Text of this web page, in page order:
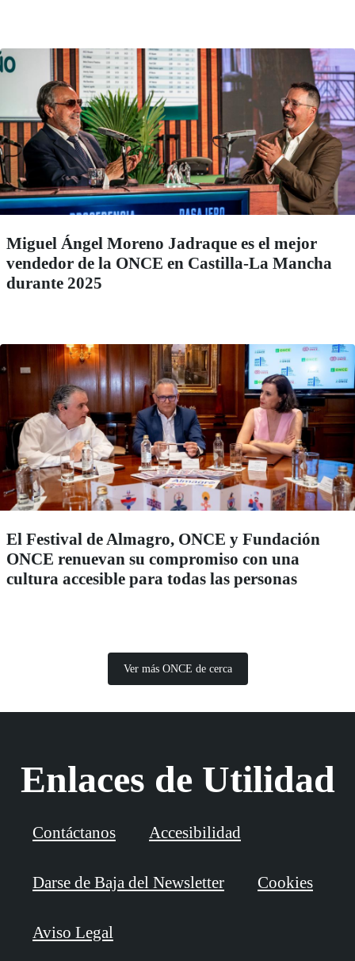
Miguel Ángel Moreno Jadraque es el mejor
vendedor de la ONCE en Castilla-La Mancha
durante 2025
El Festival de Almagro, ONCE y Fundación
ONCE renuevan su compromiso con una
cultura accesible para todas las personas
Ver más ONCE de cerca
Enlaces de Utilidad
Contáctanos Accesibilidad
Darse de Baja del Newsletter Cookies
Aviso Legal